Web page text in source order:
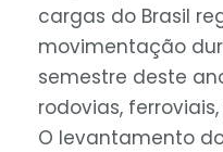
cargas do Brasil
movimentação
semestre deste
rodovias,
O levantamento